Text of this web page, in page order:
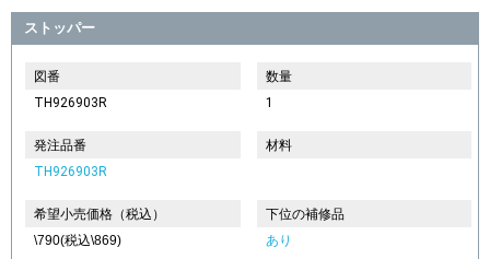
ストッパー
図番
TH926903R
数量
1
発注品番
TH926903R
材料
希望小売価格（税込）
\790(税込\869)
下位の補修品
あり